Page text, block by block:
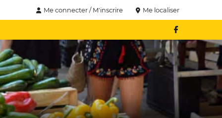
Me connecter / M'inscrire Me localiser